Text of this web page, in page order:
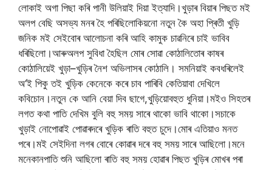
লোকাই অগা পিছা কৰি পানী উলিয়াই দিয়া ইত্যাদি।খুড়াৰ বিয়াৰ পিছত মই
অলপ বেছি অসভ্য মনৰ হৈ পৰিছিলোকিয়নো নতুন কৈ অহা প্ৰিতী খুড়ি
জনিক মই সেইবোৰ আলোচনা কৰি আহি কামুক চাৱনিৰে চাই ভাবিব
ধৰিছিলো।আৰুঅলপ সুবিধা হৈছিল মোৰ সোৱা কোঠালিতোৰ কাষৰ
কোঠালিয়েই খুড়া–খুড়িৰ নৈশ অভিলাসৰ কোঠালি। সমনিয়াই কবধৰিলেই
অ‘ই পিকু তই খুড়িক কেনেকে কৰে চাব পাৰিবি কেতিয়াবা দেখিলে
কবিচোন।নতুন কে আনি বেয়া দিব ছাগে,খুড়িয়োবহুত ধুনিয়া।মইও সিহতৰ
লগত কথা পাতি দেখিম বুলি বহু সময় সাৰে থাকো ভাবি থাকো।সচাকে
খুড়াই নোপোৱাই পোৱাৰদৰে খুড়িক ৰাতি বহুত চুদে।মোৰ এতিয়াও মনত
পৰে।মই সেইদিনা লগৰ বোৰে কোৱাৰ দৰে বহু সময় সাৰে আছিলো।মনে
মনেকানপাতি শুনি আছিলো ৰাতি বহু সময় হোৱাৰ পিছত খুড়িৰ মোখৰ পৰা